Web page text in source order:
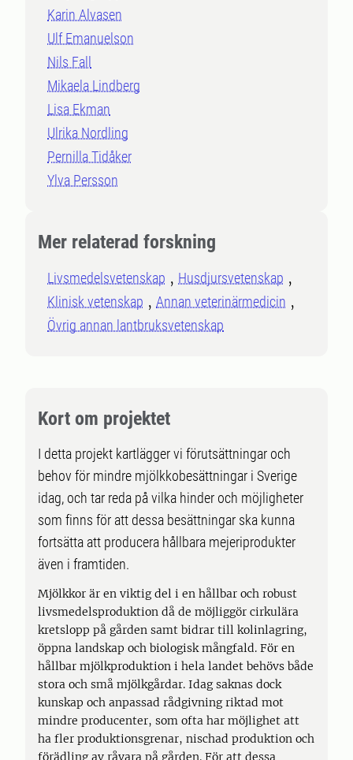
Karin Alvasen
Ulf Emanuelson
Nils Fall
Mikaela Lindberg
Lisa Ekman
Ulrika Nordling
Pernilla Tidåker
Ylva Persson
Mer relaterad forskning
Livsmedelsvetenskap
Husdjursvetenskap
Klinisk vetenskap
Annan veterinärmedicin
Övrig annan lantbruksvetenskap
Kort om projektet
I detta projekt kartlägger vi förutsättningar och
behov för mindre mjölkkobesättningar i Sverige
idag, och tar reda på vilka hinder och möjligheter
som finns för att dessa besättningar ska kunna
fortsätta att producera hållbara mejeriprodukter
även i framtiden.
Mjölkkor är en viktig del i en hållbar och robust
livsmedelsproduktion då de möjliggör cirkulära
kretslopp på gården samt bidrar till kolinlagring,
öppna landskap och biologisk mångfald. För en
hållbar mjölkproduktion i hela landet behövs både
stora och små mjölkgårdar. Idag saknas dock
kunskap och anpassad rådgivning riktad mot
mindre producenter, som ofta har möjlighet att
ha fler produktionsgrenar, nischad produktion och
förädling av råvara på gården. För att dessa